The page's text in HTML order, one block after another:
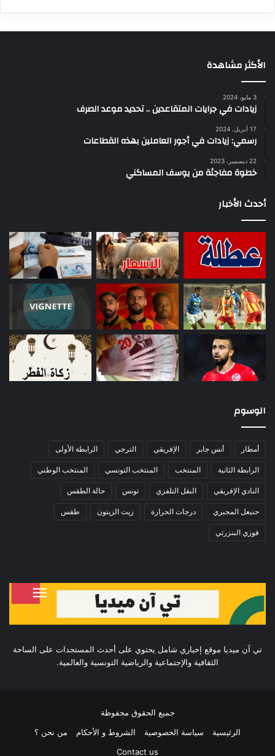
الأكثر مشاهدة
3 مايو، 2024
زيادات في جرايات المتقاعدين .. تحديد موعد الصرف
17 أبريل، 2024
رسمي: زيادات في أجور العاملين بهذه القطاعات
22 ديسمبر، 2023
خطوة مفاجئة من يوسف المساكني
أحدث الأخبار
الوسوم
أمطار أنس جابر الإفريقي الترجي الرابطة الأولى
الرابطة الثانية المنتخب المنتخب التونسي المنتخب الوطني
النادي الإفريقي النقل التلفزي تونس حالة الطقس
حنبعل المجبري درجات الحرارة زيت الزيتون طقس
فوزي البنزرتي
تي آن ميديا موقع إخباري شامل يحتوي على أحدث المستجدات على الساحة
الثقافية والإجتماعية والرياضية التونسية والعالمية.
جميع الحقوق محفوظة
الرئيسية
سياسة الخصوصية الشروط و الأحكام
من نحن ؟
Contact us